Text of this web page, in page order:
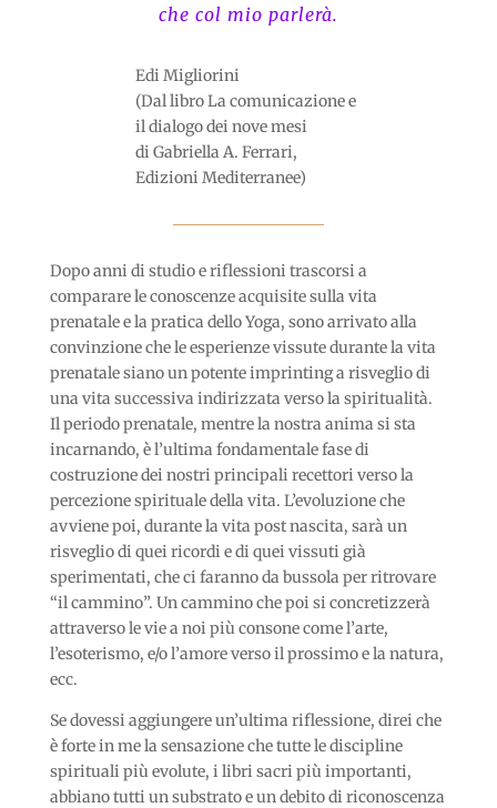
che col mio parlerà.
Edi Migliorini
(Dal libro La comunicazione e
il dialogo dei nove mesi
di Gabriella A. Ferrari,
Edizioni Mediterranee)
Dopo anni di studio e riflessioni trascorsi a
comparare le conoscenze acquisite sulla vita
prenatale e la pratica dello Yoga, sono arrivato alla
convinzione che le esperienze vissute durante la vita
prenatale siano un potente imprinting a risveglio di
una vita successiva indirizzata verso la spiritualità.
Il periodo prenatale, mentre la nostra anima si sta
incarnando, è l’ultima fondamentale fase di
costruzione dei nostri principali recettori verso la
percezione spirituale della vita. L’evoluzione che
avviene poi, durante la vita post nascita, sarà un
risveglio di quei ricordi e di quei vissuti già
sperimentati, che ci faranno da bussola per ritrovare
“il cammino”. Un cammino che poi si concretizzerà
attraverso le vie a noi più consone come l’arte,
l’esoterismo, e/o l’amore verso il prossimo e la natura,
ecc.
Se dovessi aggiungere un’ultima riflessione, direi che
è forte in me la sensazione che tutte le discipline
spirituali più evolute, i libri sacri più importanti,
abbiano tutti un substrato e un debito di riconoscenza